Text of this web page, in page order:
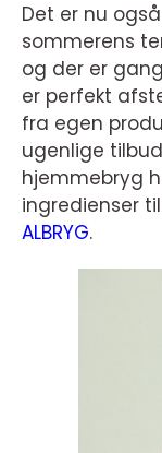
Det er nu
sommerens
og der er
er perfekt
fra egen
ugenlige
hjemmebryg
ingredienser
ALBRYG.